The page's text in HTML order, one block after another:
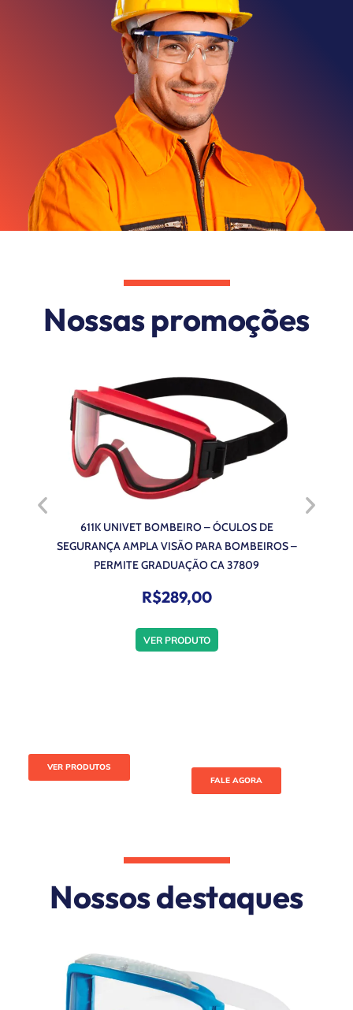
Nossas promoções
611K UNIVET BOMBEIRO – ÓCULOS DE
SEGURANÇA AMPLA VISÃO PARA BOMBEIROS –
PERMITE GRADUAÇÃO CA 37809
R$289,00
VER PRODUTO
VER PRODUTOS
FALE AGORA
Nossos destaques